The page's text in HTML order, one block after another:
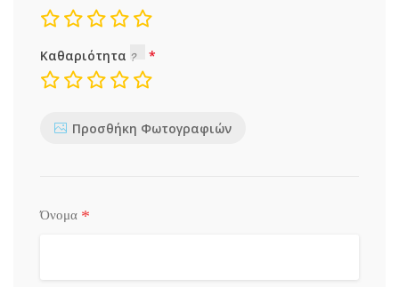
Καθαριότητα
Προσθήκη Φωτογραφιών
Όνομα *